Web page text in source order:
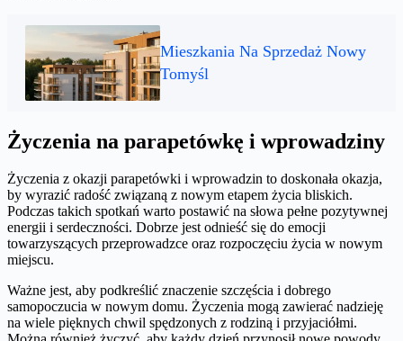
Mieszkania Na Sprzedaż Nowy
Tomyśl
Życzenia na parapetówkę i wprowadziny
Życzenia z okazji parapetówki i wprowadzin to doskonała okazja,
by wyrazić radość związaną z nowym etapem życia bliskich.
Podczas takich spotkań warto postawić na słowa pełne pozytywnej
energii i serdeczności. Dobrze jest odnieść się do emocji
towarzyszących przeprowadzce oraz rozpoczęciu życia w nowym
miejscu.
Ważne jest, aby podkreślić znaczenie szczęścia i dobrego
samopoczucia w nowym domu. Życzenia mogą zawierać nadzieję
na wiele pięknych chwil spędzonych z rodziną i przyjaciółmi.